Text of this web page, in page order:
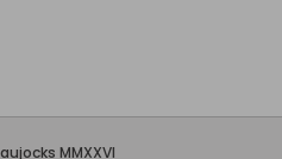
MMXXVI